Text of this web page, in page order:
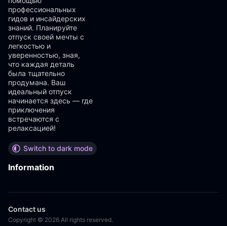
профессиональных
гидов и инсайдерских
знаний. Планируйте
отпуск своей мечты с
легкостью и
уверенностью, зная,
что каждая деталь
была тщательно
продумана. Ваш
идеальный отпуск
начинается здесь — где
приключения
встречаются с
релаксацией!
Switch to dark mode
Information
Contact us
Copyright © 2026 All rights reserved.